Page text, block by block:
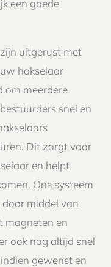
een goede
uitgerust met
hakselaar
om meerdere
snel en
Dit zorgt voor
en helpt
Ons systeem
middel van
magneten en
ook nog altijd snel
gewenst en